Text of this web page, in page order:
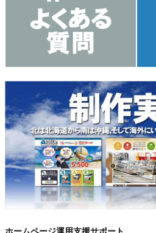
ホームページ運用支援サポート